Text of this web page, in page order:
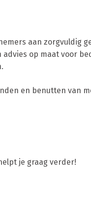
aan zorgvuldig
op maat voor
en benutten van
je graag verder!